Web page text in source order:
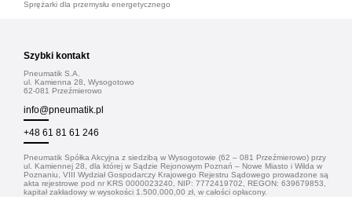
Sprężarki dla przemysłu energetycznego
Szybki kontakt
Pneumatik S.A.
ul. Kamienna 28, Wysogotowo
62-081 Przeźmierowo
info@pneumatik.pl
+48 61 81 61 246
Pneumatik Spółka Akcyjna z siedzibą w Wysogotowie (62 – 081 Przeźmierowo) przy
ul. Kamiennej 28, dla której w Sądzie Rejonowym Poznań – Nowe Miasto i Wilda w
Poznaniu, VIII Wydział Gospodarczy Krajowego Rejestru Sądowego prowadzone są
akta rejestrowe pod nr KRS 0000023240, NIP: 7772419702, REGON: 639679853,
kapitał zakładowy w wysokości 1.500.000,00 zł, w całości opłacony.